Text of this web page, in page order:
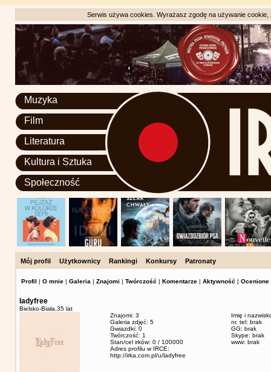
Serwis używa cookies. Wyrażasz zgodę na używanie
Muzyka
Film
Literatura
Kultura i Sztuka
Społeczność
Mój profil Użytkownicy Rankingi Konkursy Patronaty
Profil | O mnie | Galeria | Znajomi | Twórczość | Komentarze | Aktywność | Ocenione
ladyfree
Bielsko-Biała, 35 lat
Znajomi: 3
Galeria zdjęć: 5
Gwiazdki: 0
Twórczość: 1
Stan/cel irków: 0 / 100000
Adres profilu w IRCE:
http://irka.com.pl/u/ladyfree
Imię i
nr. tel: brak
GG: brak
Skype: brak
www: brak